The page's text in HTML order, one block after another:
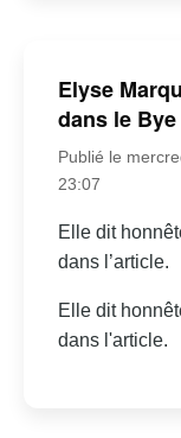
Elyse
dans le
Publié le
23:07
Elle dit
dans l’article.
Elle dit
dans l'article.